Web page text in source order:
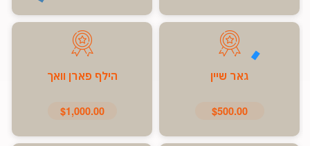
גאר שיין
$500.00
הילף פארן וואך
$1,000.00